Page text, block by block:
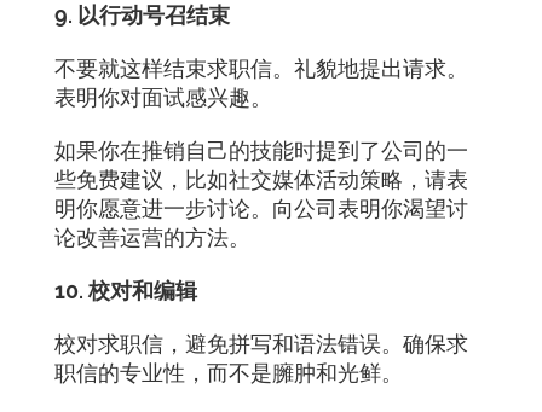
9. 以行动号召结束
不要就这样结束求职信。礼貌地提出请求。
表明你对面试感兴趣。
如果你在推销自己的技能时提到了公司的一
些免费建议，比如社交媒体活动策略，请表
明你愿意进一步讨论。向公司表明你渴望讨
论改善运营的方法。
10. 校对和编辑
校对求职信，避免拼写和语法错误。确保求
职信的专业性，而不是臃肿和光鲜。